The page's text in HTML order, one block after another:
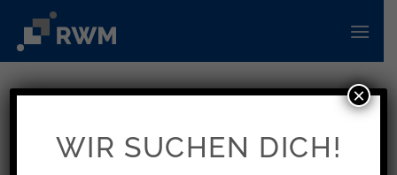
Inhalt
springen
Löschverpflichtung von
rechtswidrig geposteten Inhalten
WIR SUCHEN DICH!
×